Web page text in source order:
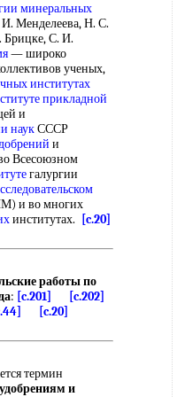
минеральных
И. Менделеева, Н. С.
Брицке, С. И.
— широко
ученых,
институтах
прикладной
и
наукСССР
и
Всесоюзном
галургии
и во многих
институтах. [c.20]
работы по
: [c.201]
[c.202]
[c.20]
термин
и